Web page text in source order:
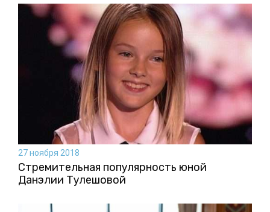
27 ноября 2018
Стремительная популярность юной
Данэлии Тулешовой